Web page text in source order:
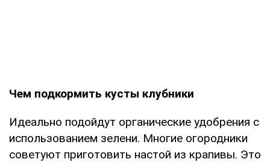
Чем подкормить кусты клубники
Идеально подойдут органические удобрения с
использованием зелени. Многие огородники
советуют приготовить настой из крапивы. Это